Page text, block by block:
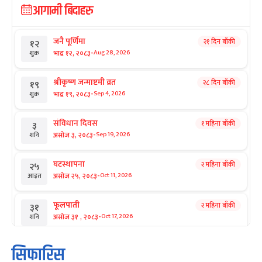
आगामी बिदाहरु
१२
शुक्र
जनै पूर्णिमा
भाद्र १२, २०८३-Aug 28, 2026
२१ दिन बाँकी
१९
शुक्र
श्रीकृष्ण जन्माष्टमी व्रत
भाद्र १९, २०८३-Sep 4, 2026
२८ दिन बाँकी
३
शनि
संविधान दिवस
असोज ३, २०८३-Sep 19, 2026
१ महिना बाँकी
२५
आइत
घटस्थापना
असोज २५, २०८३-Oct 11, 2026
२ महिना बाँकी
३१
शनि
फूलपाती
असोज ३१ , २०८३-Oct 17, 2026
२ महिना बाँकी
१
आइत
कार्तिक सङ्क्रान्ति
कार्तिक १, २०८३
सिफारिस